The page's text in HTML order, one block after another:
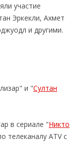
участие
Эркекли, Ахмет
и другими.
и "Султан
в сериале "Никто
телеканалу ATV с